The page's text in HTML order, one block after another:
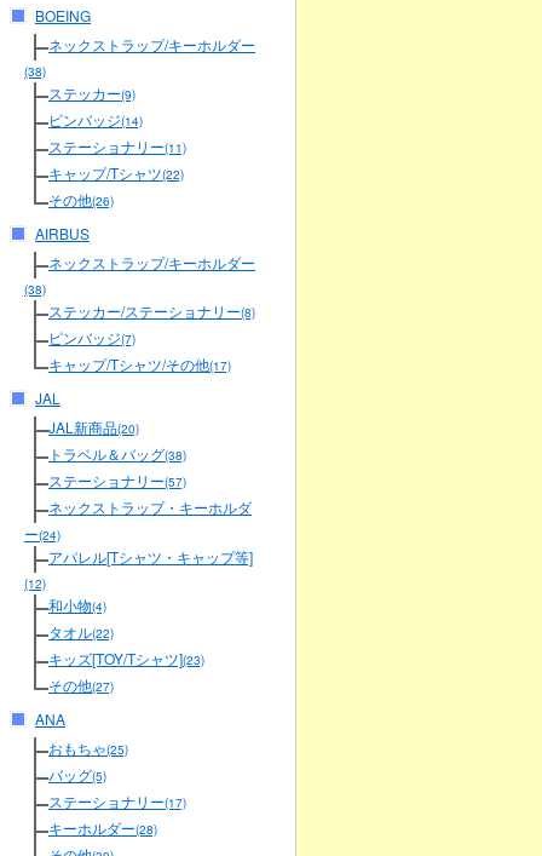
BOEING
ネックストラップ/キーホルダー
(38)
ステッカー(9)
ピンバッジ(14)
ステーショナリー(11)
キャップ/Tシャツ(22)
その他(26)
AIRBUS
ネックストラップ/キーホルダー
(38)
ステッカー/ステーショナリー(8)
ピンバッジ(7)
キャップ/Tシャツ/その他(17)
JAL
JAL新商品(20)
トラベル＆バッグ(38)
ステーショナリー(57)
ネックストラップ・キーホルダ
ー(24)
アパレル[Tシャツ・キャップ等]
(12)
和小物(4)
タオル(22)
キッズ[TOY/Tシャツ](23)
その他(27)
ANA
おもちゃ(25)
バッグ(5)
ステーショナリー(17)
キーホルダー(28)